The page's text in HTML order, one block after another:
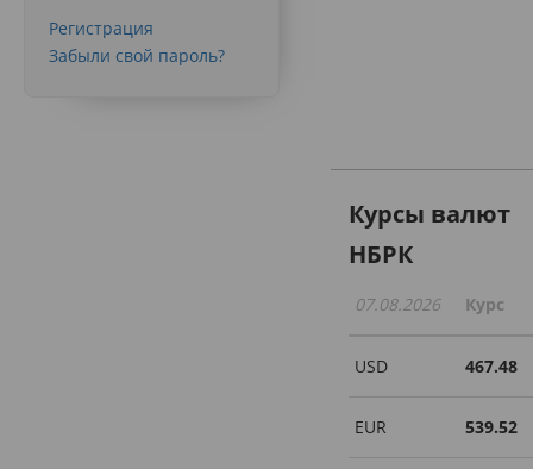
Регистрация
Забыли свой пароль?
Курсы валют
НБРК
07.08.2026 Курс
USD 467.48
EUR 539.52